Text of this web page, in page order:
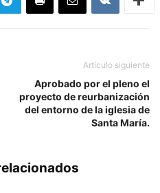
Artículo siguiente
Aprobado por el pleno el
proyecto de reurbanización
del entorno de la iglesia de
Santa María.